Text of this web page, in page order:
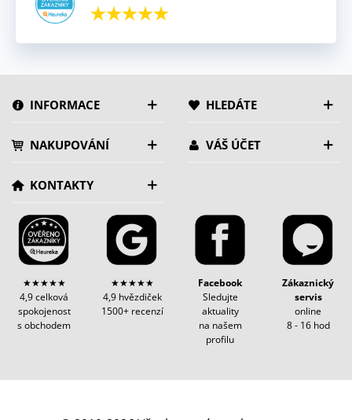
INFORMACE HLEDÁTE
NAKUPOVÁNÍ VÁŠ ÚČET
KONTAKTY
★★★★★
4,9 celková
spokojenost
s obchodem
★★★★★
4,9 hvězdiček
1500+ recenzí
Facebook
Sledujte
aktuality
na našem
profilu
Zákaznický
servis
online
8 - 16 hod